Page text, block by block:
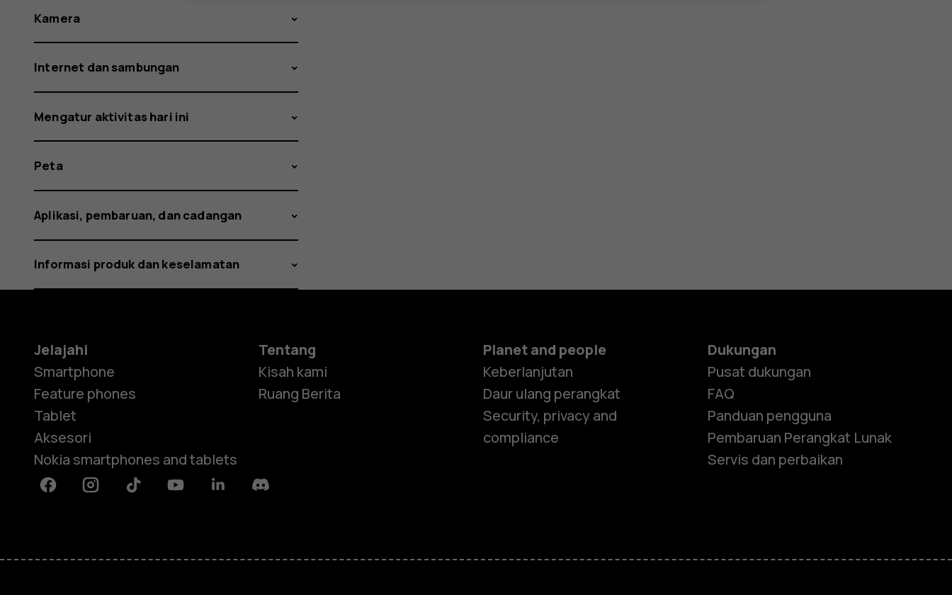
Smartphone
Kamera
Internet dan sambungan
Mengatur aktivitas hari ini
Peta
Aplikasi, pembaruan, dan cadangan
Informasi produk dan keselamatan
Jelajahi
Smartphone
Feature phones
Tablet
Aksesori
Nokia smartphones and tablets
Tentang
Kisah kami
Ruang Berita
Planet and people
Keberlanjutan
Daur ulang perangkat
Security, privacy and
compliance
Dukungan
Pusat dukungan
FAQ
Panduan pengguna
Pembaruan Perangkat Lunak
Servis dan perbaikan
FacebookInstagramTiktok YoutubeLinkedinDiscord